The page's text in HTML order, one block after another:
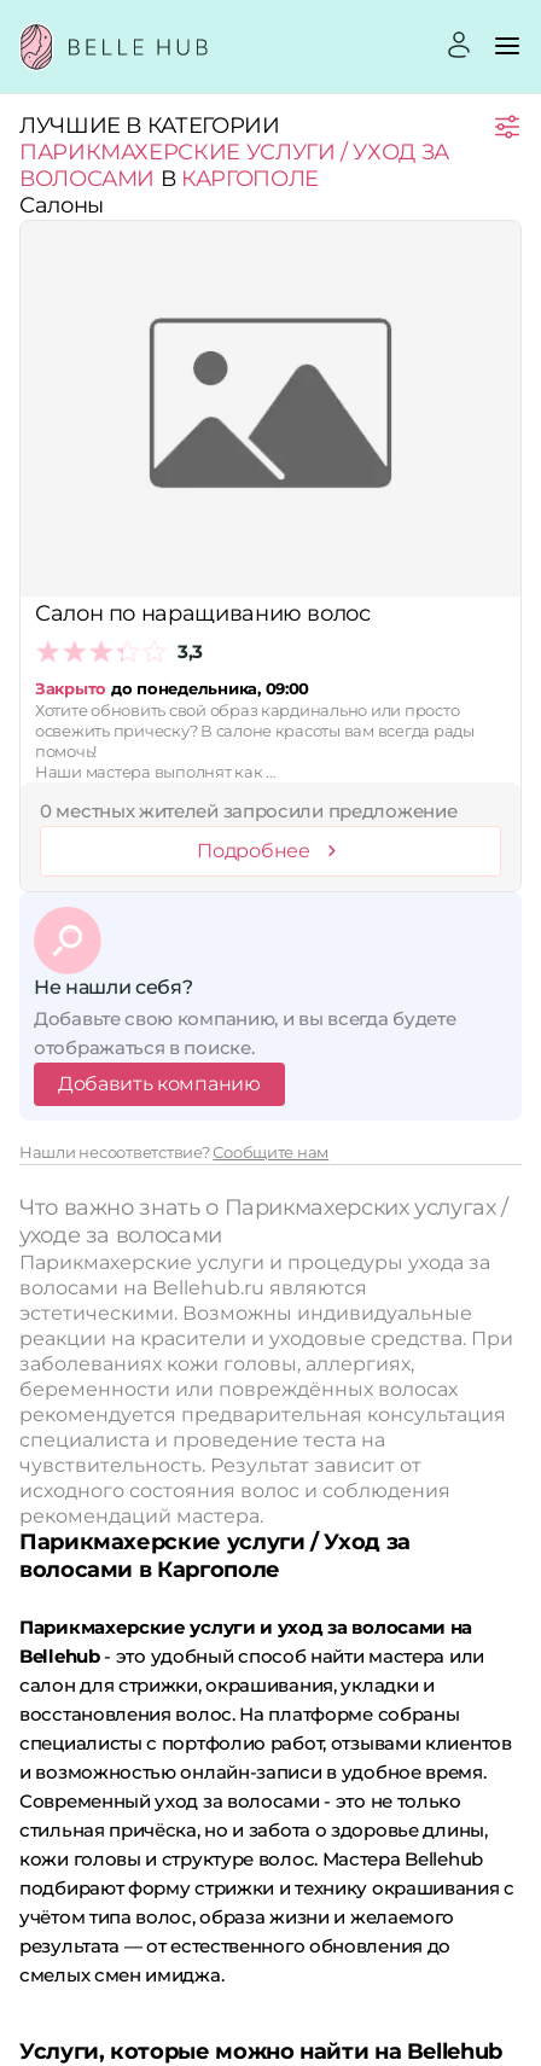
Город:
Категории:
Принимает сертификаты
ЛУЧШИЕ В КАТЕГОРИИ
ПАРИКМАХЕРСКИЕ УСЛУГИ / УХОД ЗА
ВОЛОСАМИ В КАРГОПОЛЕ
Салоны
Салон по наращиванию волос
3,3
Закрыто до понедельника, 09:00
Хотите обновить свой образ кардинально или просто
освежить прическу? В салоне красоты вам всегда рады
помочь!
Наши мастера выполнят как …
0 местных жителей запросили предложение
Подробнее
Не нашли себя?
Добавьте свою компанию, и вы всегда будете
отображаться в поиске.
Добавить компанию
Нашли несоответствие?Сообщите нам
Что важно знать о Парикмахерских услугах /
уходе за волосами
Парикмахерские услуги и процедуры ухода за
волосами на Bellehub.ru являются
эстетическими. Возможны индивидуальные
реакции на красители и уходовые средства. При
заболеваниях кожи головы, аллергиях,
беременности или повреждённых волосах
рекомендуется предварительная консультация
специалиста и проведение теста на
чувствительность. Результат зависит от
исходного состояния волос и соблюдения
рекомендаций мастера.
Парикмахерские услуги / Уход за
волосами в Каргополе
Парикмахерские услуги и уход за волосами на
Bellehub- это удобный способ найти мастера или
салон для стрижки, окрашивания, укладки и
восстановления волос. На платформе собраны
специалисты с портфолио работ, отзывами клиентов
и возможностью онлайн-записи в удобное время.
Современный уход за волосами - это не только
стильная причёска, но и забота о здоровье длины,
кожи головы и структуре волос. Мастера Bellehub
подбирают форму стрижки и технику окрашивания с
учётом типа волос, образа жизни и желаемого
результата — от естественного обновления до
смелых смен имиджа.
Услуги, которые можно найти на Bellehub